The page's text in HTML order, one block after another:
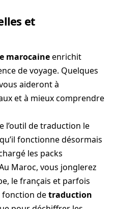
et
marocaineenrichit
de voyage. Quelques
aideront à
et à mieux comprendre
l’outil de traduction le
fonctionne désormais
les packs
Maroc, vous jonglerez
le français et parfois
fonction detraduction